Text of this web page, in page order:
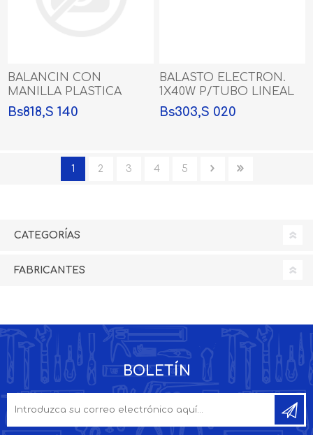
BALANCIN CON
MANILLA PLASTICA
CROMADA
Bs818,S 140
BALASTO ELECTRON.
1X40W P/TUBO LINEAL
Bs303,S 020
1 2 3 4 5
CATEGORÍAS
FABRICANTES
BOLETÍN